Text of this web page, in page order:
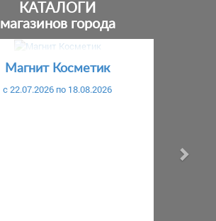
КАТАЛОГИ
магазинов города
Магнит Косметик
c 22.07.2026 по 18.08.2026